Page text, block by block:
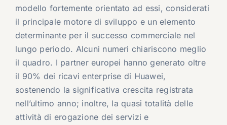
modello fortemente orientato ad essi, considerati
il principale motore di sviluppo e un elemento
determinante per il successo commerciale nel
lungo periodo. Alcuni numeri chiariscono meglio
il quadro. I partner europei hanno generato oltre
il 90% dei ricavi enterprise di Huawei,
sostenendo la significativa crescita registrata
nell’ultimo anno; inoltre, la quasi totalità delle
attività di erogazione dei servizi e